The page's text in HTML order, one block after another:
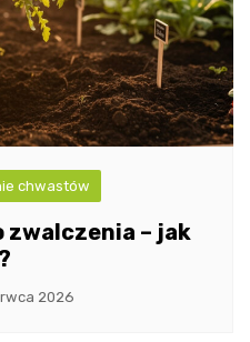
chwastów
– jak
2026